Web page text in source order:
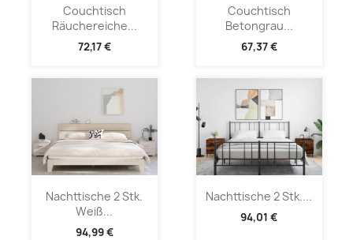
Couchtisch
Räuchereiche...
72,17 €
Couchtisch
Betongrau...
67,37 €
Nachttische 2 Stk.
Weiß...
94,99 €
Nachttische 2 Stk....
94,01 €